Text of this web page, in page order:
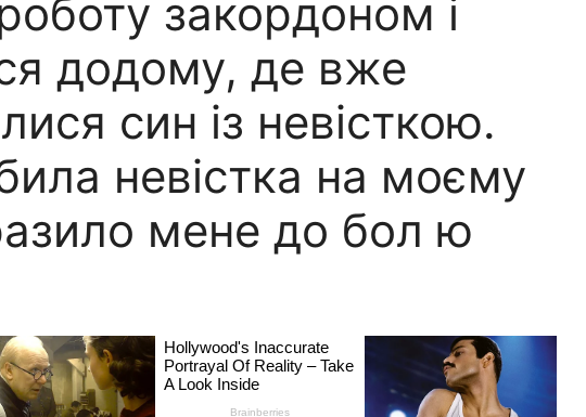
закордоном і
додому, де вже
син із невісткою.
невістка на моєму
мене до бол ю